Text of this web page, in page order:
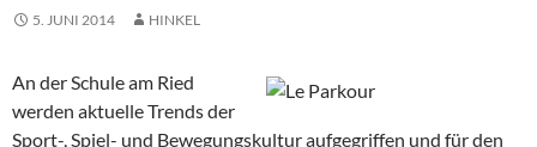
5. JUNI 2014 HINKEL
An der Schule am Ried
werden aktuelle Trends der
Sport-, Spiel- und Bewegungskultur aufgegriffen und für den